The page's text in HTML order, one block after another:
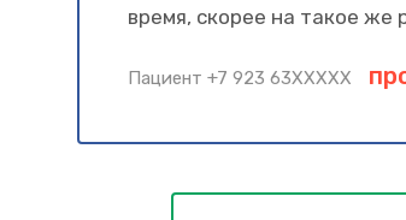
время, скорее на такое же
Пациент +7 923 63XXXXX